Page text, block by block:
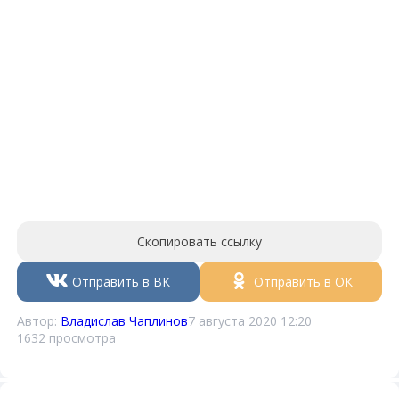
Скопировать ссылку
Отправить в ВК Отправить в ОК
Автор: Владислав Чаплинов7 августа 2020 12:20
1632 просмотра